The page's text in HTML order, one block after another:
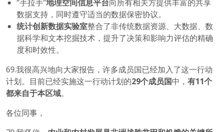
“手拉手”地理空间信息平台向所有相关方提供丰富的共享
数据支持，同时遵守适当的数据保密协议。
统计创新数据实验室整合了非传统数据资源、大数据、数
据科学和文本挖掘技术，提升了决策和影响力评估的精确
度和时效性。
69.我很高兴地向大家报告，许多成员国已经加入了这一行动
计划。目前已经实施这一行动计划的29个成员国中， 有11个
都来自于本区域。
各位同事，